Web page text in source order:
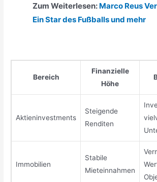
Zum Weiterlesen: Marco Reus
Ein Star des Fußballs und mehr
Bereich
Finanzielle
Höhe
Aktieninvestments
Steigende
Renditen
Immobilien
Stabile
Mieteinnahmen